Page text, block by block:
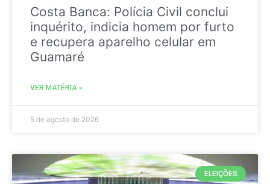
Costa Banca: Polícia Civil conclui
inquérito, indicia homem por furto
e recupera aparelho celular em
Guamaré
VER MATÉRIA »
5 de agosto de 2026
ELEIÇÕES